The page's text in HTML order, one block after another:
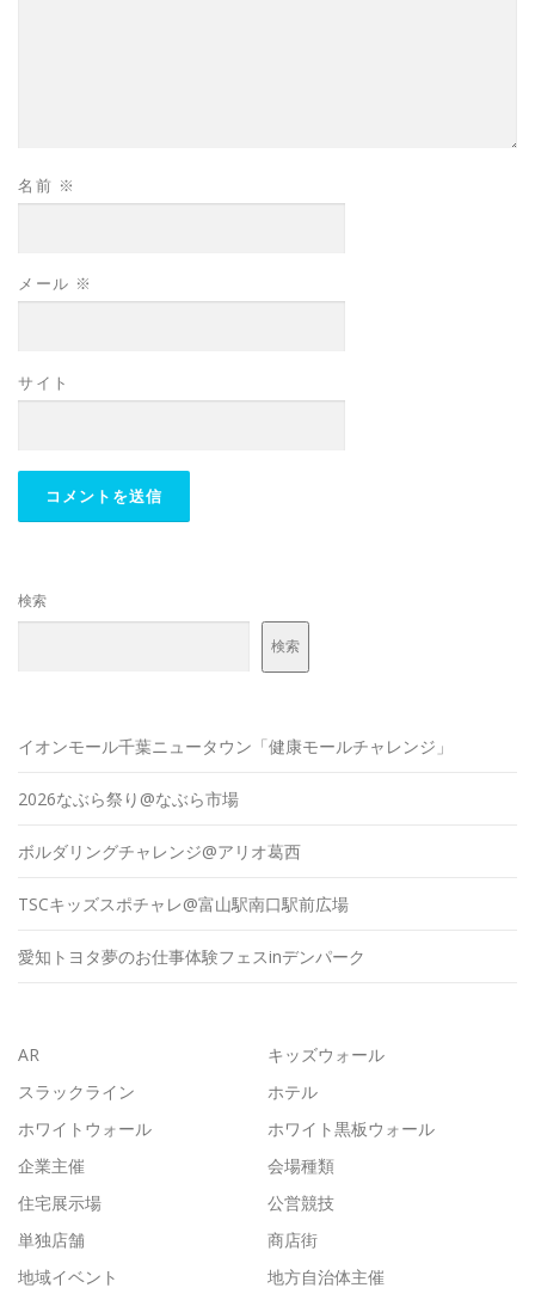
名前 ※
メール ※
サイト
検索
検索
イオンモール千葉ニュータウン「健康モールチャレンジ」
2026なぶら祭り@なぶら市場
ボルダリングチャレンジ@アリオ葛西
TSCキッズスポチャレ@富山駅南口駅前広場
愛知トヨタ夢のお仕事体験フェスinデンパーク
AR
キッズウォール
スラックライン
ホテル
ホワイトウォール
ホワイト黒板ウォール
企業主催
会場種類
住宅展示場
公営競技
単独店舗
商店街
地域イベント
地方自治体主催